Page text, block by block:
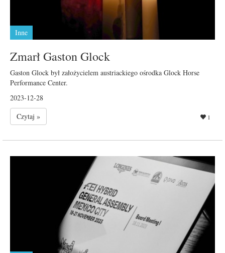
Inne
Zmarł Gaston Glock
Gaston Glock był założycielem austriackiego ośrodka Glock Horse
Performance Center.
2023-12-28
Czytaj »
1